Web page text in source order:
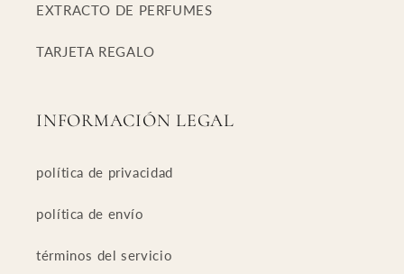
EXTRACTO DE PERFUMES
TARJETA REGALO
INFORMACIÓN LEGAL
política de privacidad
política de envío
términos del servicio